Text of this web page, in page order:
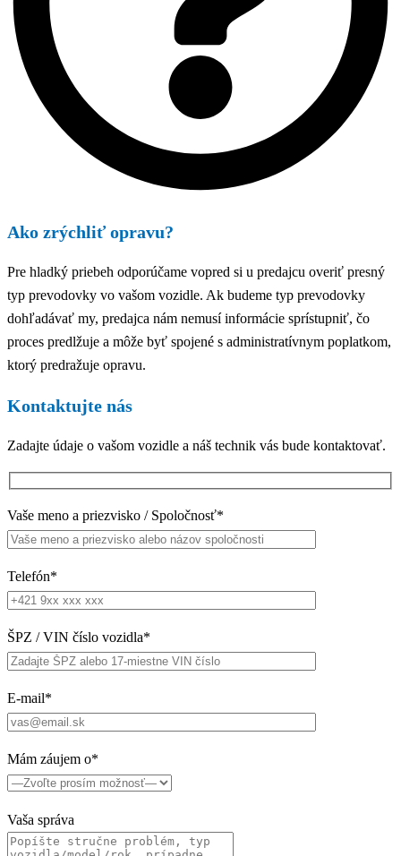
Ako zrýchliť opravu?
Pre hladký priebeh odporúčame vopred si u predajcu overiť presný
typ prevodovky vo vašom vozidle. Ak budeme typ prevodovky
dohľadávať my, predajca nám nemusí informácie sprístupniť, čo
proces predlžuje a môže byť spojené s administratívnym poplatkom,
ktorý predražuje opravu.
Kontaktujte nás
Zadajte údaje o vašom vozidle a náš technik vás bude kontaktovať.
Vaše meno a priezvisko / Spoločnosť*
Telefón*
ŠPZ / VIN číslo vozidla*
E-mail*
Mám záujem o*
Vaša správa